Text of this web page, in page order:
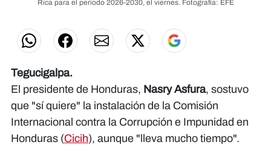
Rica para el periodo 2026-2030, el viernes. Fotografía: EFE
Tegucigalpa.
El presidente de Honduras, Nasry Asfura, sostuvo
que "sí quiere" la instalación de la Comisión
Internacional contra la Corrupción e Impunidad en
Honduras (Cicih), aunque "lleva mucho tiempo".